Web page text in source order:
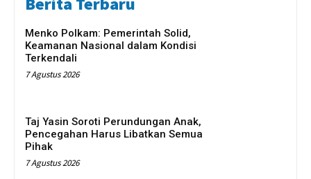
Menko Polkam: Pemerintah Solid,
Keamanan Nasional dalam Kondisi
Terkendali
7 Agustus 2026
Taj Yasin Soroti Perundungan Anak,
Pencegahan Harus Libatkan Semua
Pihak
7 Agustus 2026